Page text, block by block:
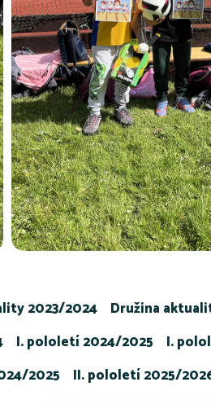
2023/2024
Družina
I. pololetí 2024/2025
I.
2025 II. pololetí 2025/